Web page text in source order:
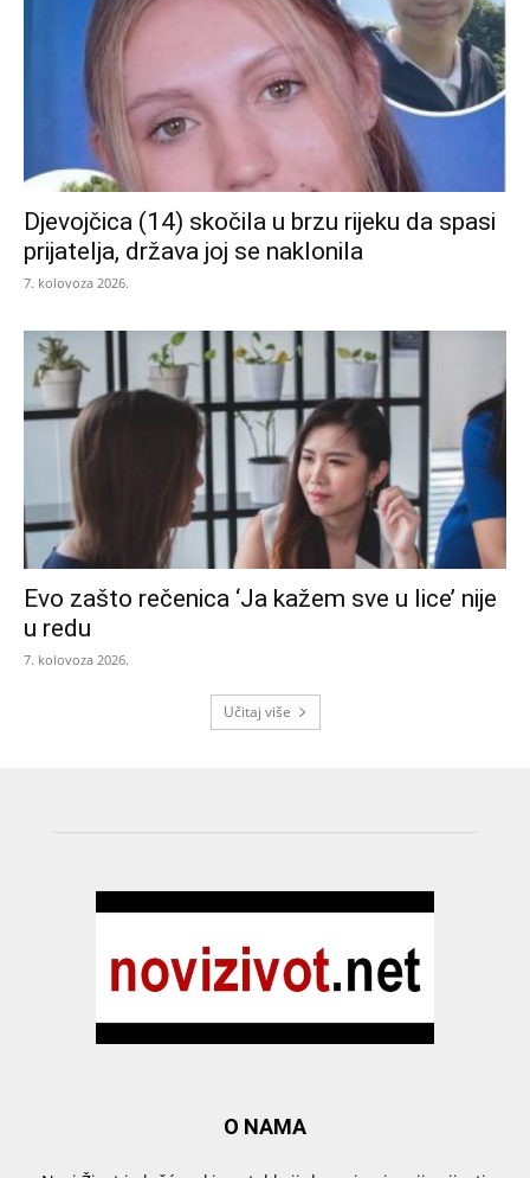
Djevojčica (14) skočila u brzu rijeku da spasi
prijatelja, država joj se naklonila
7. kolovoza 2026.
Evo zašto rečenica ‘Ja kažem sve u lice’ nije
u redu
7. kolovoza 2026.
Učitaj više
O NAMA